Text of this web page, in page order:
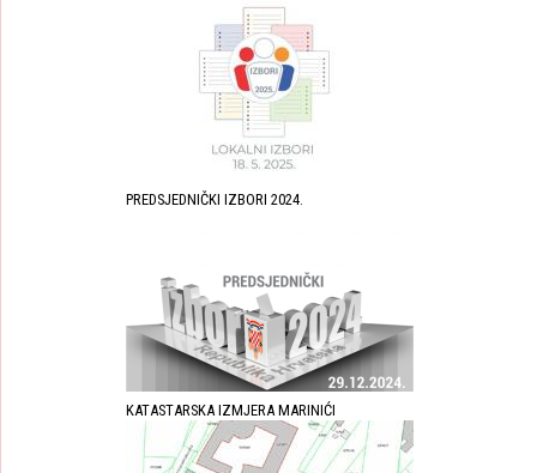
PREDSJEDNIČKI IZBORI 2024.
KATASTARSKA IZMJERA MARINIĆI